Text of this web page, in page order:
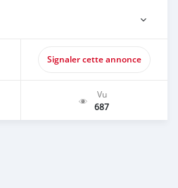
Signaler cette annonce
Vu
687